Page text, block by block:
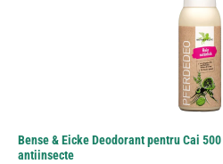
Bense & Eicke Deodorant pentru Cai
antiinsecte